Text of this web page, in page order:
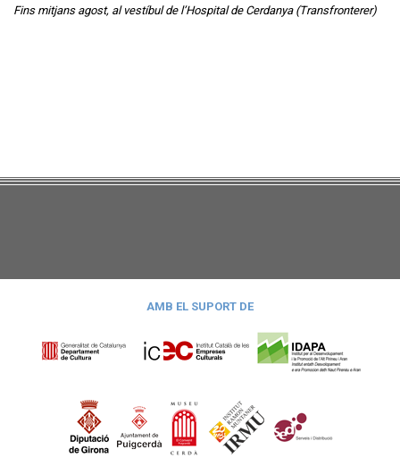
Fins mitjans agost, al vestíbul de l’Hospital de Cerdanya (Transfronterer)
AMB EL SUPORT DE